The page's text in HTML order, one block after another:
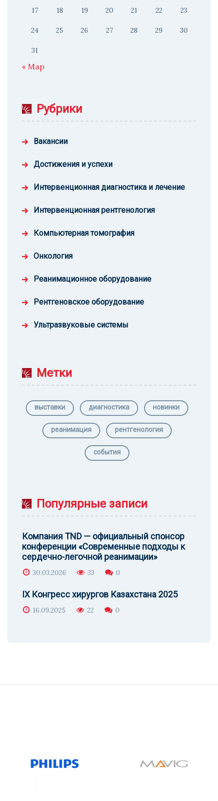
17 18 19 20 21 22 23
24 25 26 27 28 29 30
31
« Мар
Рубрики
Вакансии
Достижения и успехи
Интервенционная диагностика и лечение
Интервенционная рентгенология
Компьютерная томография
Онкология
Реанимационное оборудование
Рентгеновское оборудование
Ультразвуковые системы
Метки
выставки диагностика новинки
реанимация рентгенология
события
Популярные записи
Компания TND — официальный спонсор
конференции «Современные подходы к
сердечно-легочной реанимации»
30.03.2026 33 0
IX Конгресс хирургов Казахстана 2025
16.09.2025 22 0